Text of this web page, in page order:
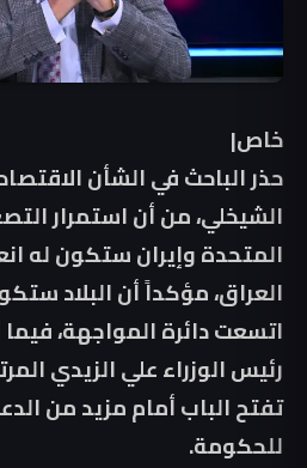
خاص|
حذر الباحث في الشأن
الشيخلي، من أن استمرار
المتحدة وإيران ستكون له
العراق، مؤكداً أن البلاد
اتسعت دائرة المواجهة، فيما
رئيس الوزراء علي الزيدي
تفتح الباب أمام مزيد من
للحكومة.